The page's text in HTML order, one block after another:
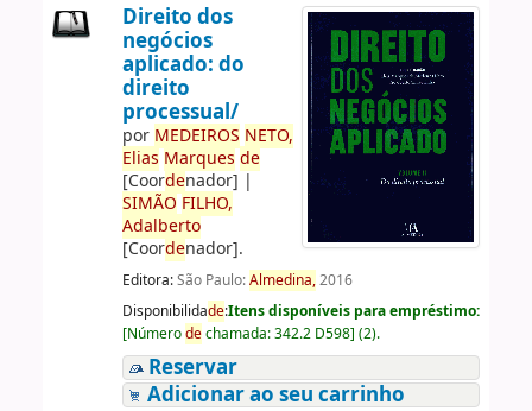
Direito dos
negócios
aplicado: do
direito
processual/
por MEDEIROS NETO,
Elias Marques de
[Coordenador] |
SIMÃO FILHO,
Adalberto
[Coordenador].
Editora:São Paulo:Almedina,2016
Disponibilidade:Itens disponíveis para empréstimo:
[Númerodechamada:342.2 D598] (2).
Reservar
Adicionar ao seu carrinho